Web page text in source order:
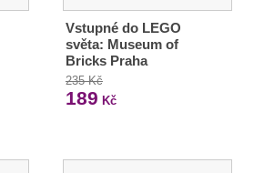
Vstupné do LEGO
světa: Museum of
Bricks Praha
235 Kč
189 Kč